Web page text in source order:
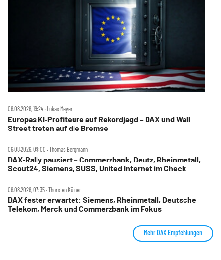
06.08.2026, 19:24 ‧ Lukas Meyer
Europas KI‑Profiteure auf Rekordjagd – DAX und Wall
Street treten auf die Bremse
06.08.2026, 09:00 ‧ Thomas Bergmann
DAX‑Rally pausiert – Commerzbank, Deutz, Rheinmetall,
Scout24, Siemens, SUSS, United Internet im Check
06.08.2026, 07:35 ‧ Thorsten Küfner
DAX fester erwartet: Siemens, Rheinmetall, Deutsche
Telekom, Merck und Commerzbank im Fokus
Mehr DAX Empfehlungen